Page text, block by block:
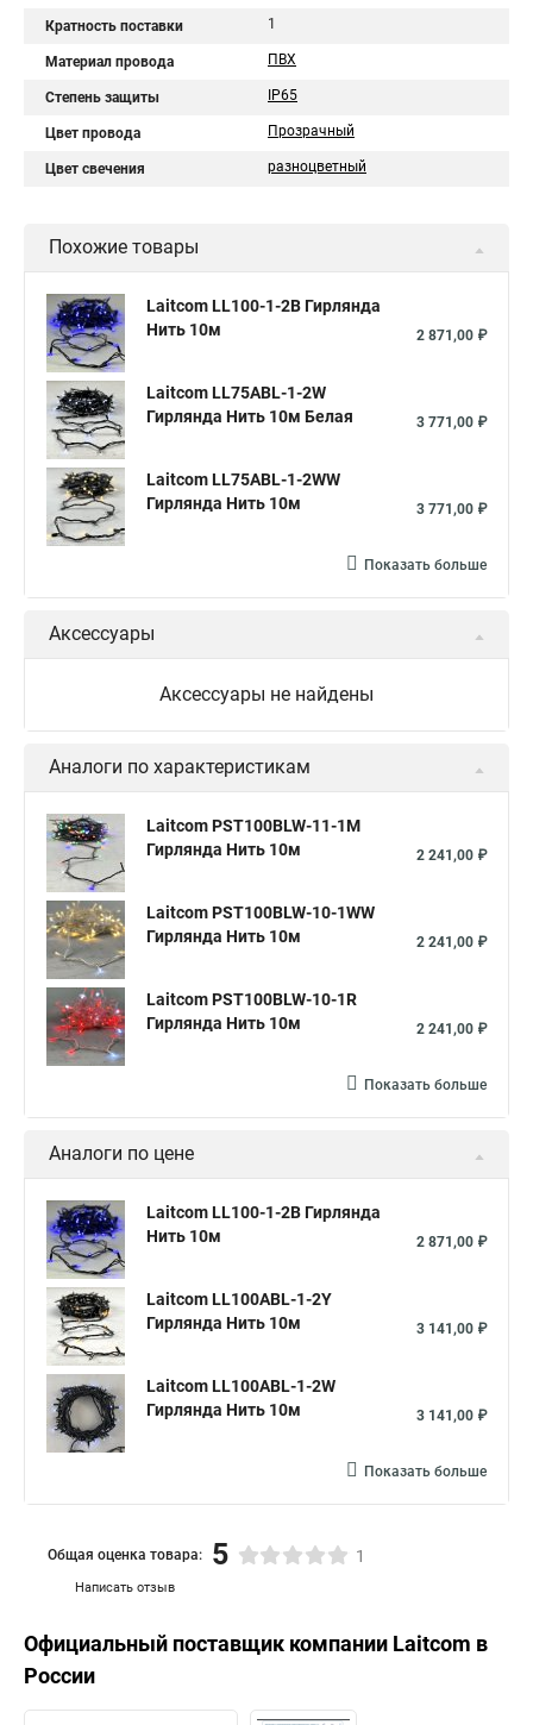
Кратность поставки 1
Материал провода ПВХ
Степень защиты IP65
Цвет провода Прозрачный
Цвет свечения разноцветный
Похожие товары
Laitcom LL100-1-2B Гирлянда
Нить 10м
2 871,00 ₽
Laitcom LL75ABL-1-2W
Гирлянда Нить 10м Белая
3 771,00 ₽
Laitcom LL75ABL-1-2WW
Гирлянда Нить 10м
3 771,00 ₽
Показать больше
Аксессуары
Аксессуары не найдены
Аналоги по характеристикам
Laitcom PST100BLW-11-1M
Гирлянда Нить 10м
2 241,00 ₽
Laitcom PST100BLW-10-1WW
Гирлянда Нить 10м
2 241,00 ₽
Laitcom PST100BLW-10-1R
Гирлянда Нить 10м
2 241,00 ₽
Показать больше
Аналоги по цене
Laitcom LL100-1-2B Гирлянда
Нить 10м
2 871,00 ₽
Laitcom LL100ABL-1-2Y
Гирлянда Нить 10м
3 141,00 ₽
Laitcom LL100ABL-1-2W
Гирлянда Нить 10м
3 141,00 ₽
Показать больше
Написать отзыв
Общая оценка товара: 5 1
Официальный поставщик компании Laitcom в
России